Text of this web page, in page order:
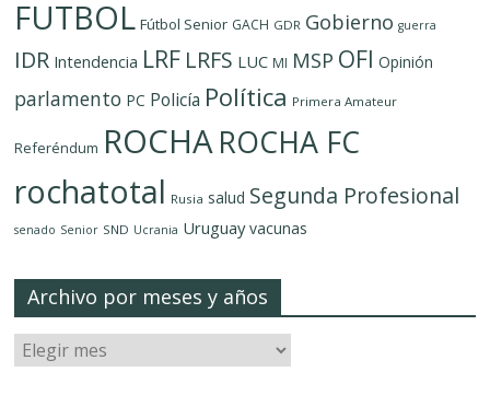
FUTBOL Fútbol Senior GACH GDR Gobierno guerra
IDR Intendencia LRF LRFS LUC MI MSP OFI Opinión
parlamento PC Policía Política Primera Amateur
Referéndum ROCHAROCHA FC
rochatotal Rusia salud Segunda Profesional
senado Senior SND Ucrania Uruguay vacunas
Archivo por meses y años